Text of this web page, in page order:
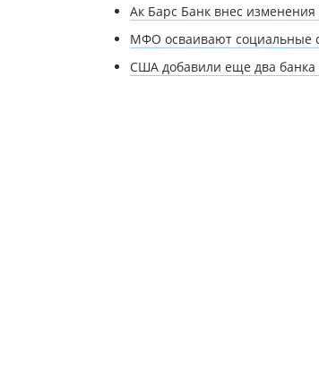
Ак Барс Банк внес
МФО осваивают социальные
США добавили еще два банка